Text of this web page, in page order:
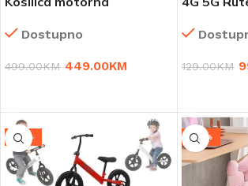
Dostupno
499.00KM 449.00KM 129.00KM
-17% -38%